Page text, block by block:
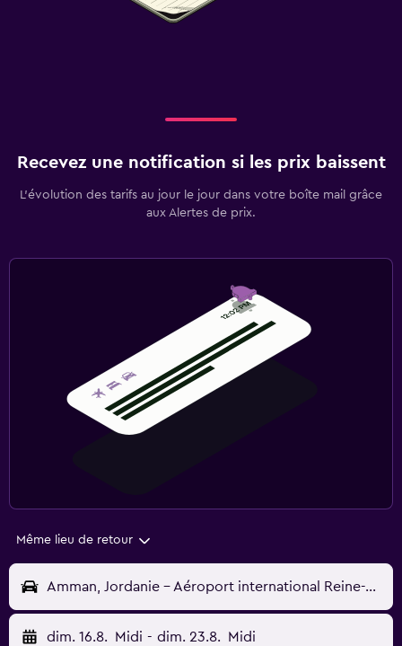
Recevez une notification si les prix baissent
L’évolution des tarifs au jour le jour dans votre boîte mail grâce
aux Alertes de prix.
Même lieu de retour
Amman, Jordanie - Aéroport international Reine-Alia (AMM)
dim. 16.8. Midi - dim. 23.8. Midi